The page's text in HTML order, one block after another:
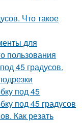
Что такое
для
пользования
45 градусов.
под 45
под 45 градусов
Как резать